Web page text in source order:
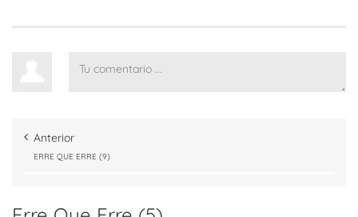
Anterior
ERRE QUE ERRE (9)